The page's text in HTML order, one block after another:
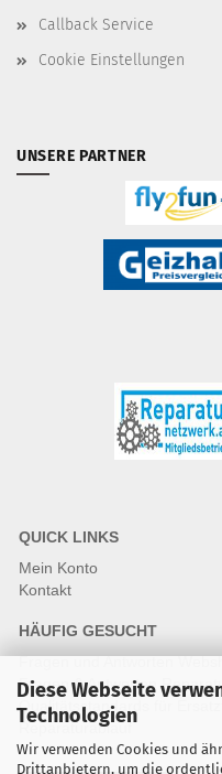
Diese Webseite
Technologien
Wir verwenden Cookies und
Drittanbietern, um die
Callback Service
Cookie Einstellungen
UNSERE PARTNER
QUICK LINKS
Mein Konto
Kontakt
HÄUFIG GESUCHT
Fragen und Antworten
Fragen & Antworten
Qualitätsstandards für
Reparaturablauf